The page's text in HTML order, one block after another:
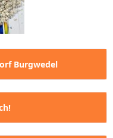
Burgwedel